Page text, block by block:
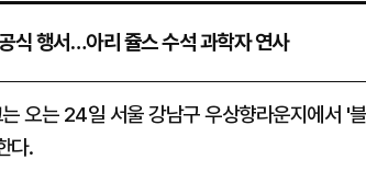
식 행서…아리 쥴스 수석 과학자 연사
오는 24일 서울 강남구 우상향라운지에서 '
다.